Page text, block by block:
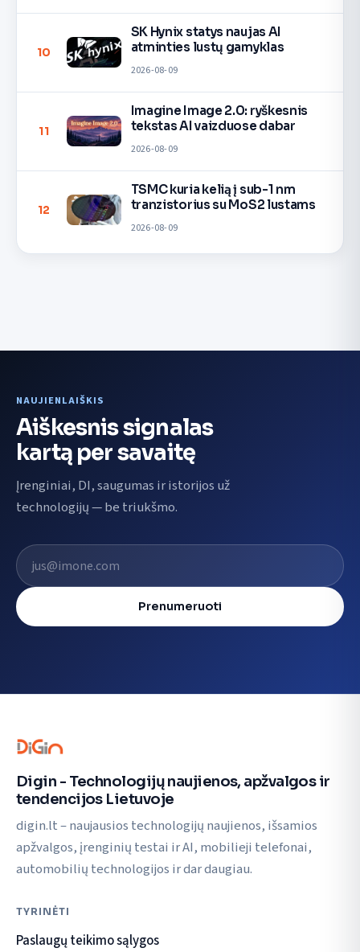
10
SK Hynix statys naujas AI
atminties lustų gamyklas
2026-08-09
11
Imagine Image 2.0: ryškesnis
tekstas AI vaizduose dabar
2026-08-09
12
TSMC kuria kelią į sub-1 nm
tranzistorius su MoS2 lustams
2026-08-09
NAUJIENLAIŠKIS
Aiškesnis signalas
kartą per savaitę
Įrenginiai, DI, saugumas ir istorijos už
technologijų — be triukšmo.
El. pašto adresas
Prenumeruoti
Digin - Technologijų naujienos, apžvalgos ir
tendencijos Lietuvoje
digin.lt – naujausios technologijų naujienos, išsamios
apžvalgos, įrenginių testai ir AI, mobilieji telefonai,
automobilių technologijos ir dar daugiau.
TYRINĖTI
Paslaugų teikimo sąlygos